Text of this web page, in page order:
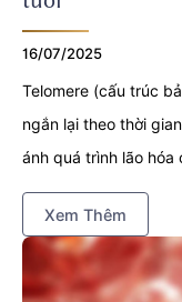
16/07/2025
Telomere (cấu trúc
ngắn lại theo thời
ánh quá trình lão
đầu cho thấy việc bổ
ở người lớn tuổi, từ
nhiên, hiệu quả này
tác động của NMN ra
Xem Thêm